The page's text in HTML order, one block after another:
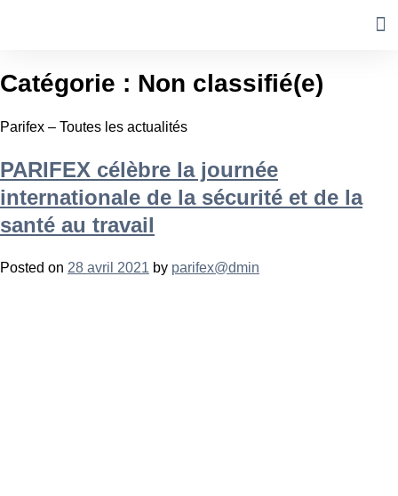
Catégorie : Non classifié(e)
Parifex – Toutes les actualités
PARIFEX célèbre la journée
internationale de la sécurité et de la
santé au travail
Posted on 28 avril 2021 by parifex@dmin